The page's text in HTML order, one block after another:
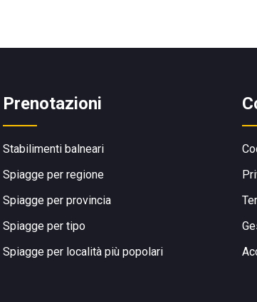
Prenotazioni
Stabilimenti balneari
Spiagge per regione
Spiagge per provincia
Spiagge per tipo
Spiagge per località più popolari